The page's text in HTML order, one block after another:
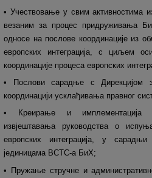
• Учествовање у свим активностима
везаним за процес придруживања
односе на послове координације из
европских интеграција, с циљем
координације процеса европских
• Послови сарадње с Дирекцијом
координацији усклађивања правног
• Креирање и имплементација
извјештавања руководства о
европских интеграција, у
јединицама ВСТС-а БиХ;
• Пружање стручне и